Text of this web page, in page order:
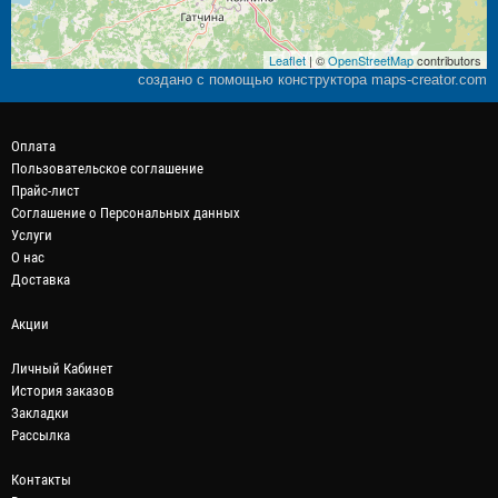
Leaflet| ©OpenStreetMapcontributors
создано с помощью конструктора maps-creator.com
Оплата
Пользовательское соглашение
Прайс-лист
Соглашение о Персональных данных
Услуги
О нас
Доставка
Акции
Личный Кабинет
История заказов
Закладки
Рассылка
Контакты